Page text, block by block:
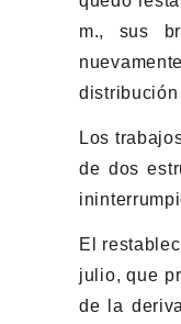
m., sus
Los
de dos
El
julio, que
de la